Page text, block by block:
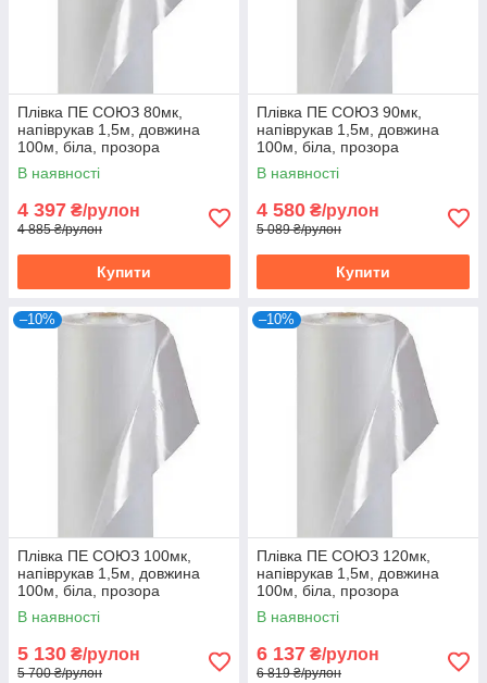
Плівка ПЕ СОЮЗ 80мк,
напіврукав 1,5м, довжина
100м, біла, прозора
В наявності
4 397 ₴/рулон
4 885 ₴/рулон
Купити
Плівка ПЕ СОЮЗ 90мк,
напіврукав 1,5м, довжина
100м, біла, прозора
В наявності
4 580 ₴/рулон
5 089 ₴/рулон
Купити
–10%
Плівка ПЕ СОЮЗ 100мк,
напіврукав 1,5м, довжина
100м, біла, прозора
В наявності
5 130 ₴/рулон
5 700 ₴/рулон
–10%
Плівка ПЕ СОЮЗ 120мк,
напіврукав 1,5м, довжина
100м, біла, прозора
В наявності
6 137 ₴/рулон
6 819 ₴/рулон